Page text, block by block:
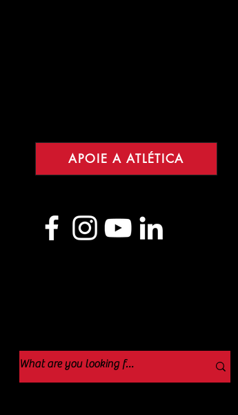
APOIE A ATLÉTICA